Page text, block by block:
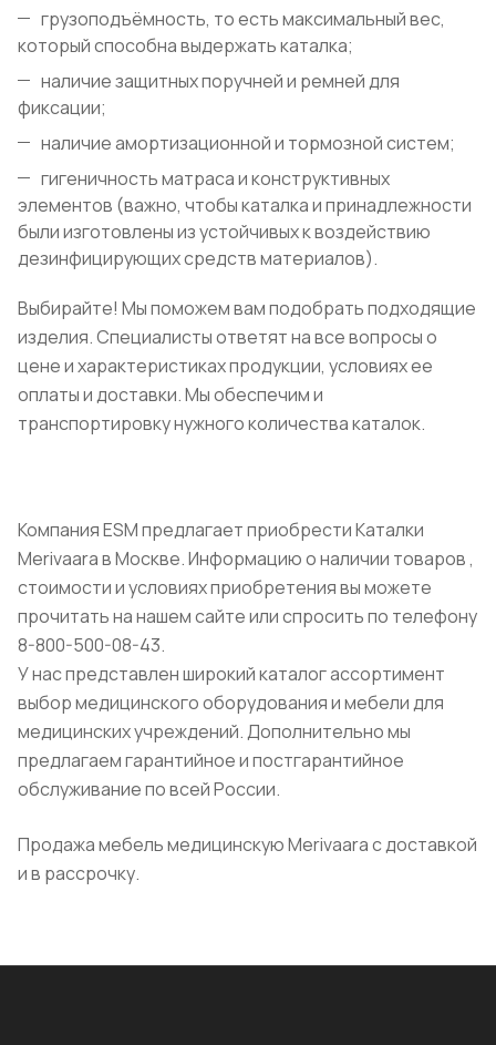
грузоподъёмность, то есть максимальный вес,
который способна выдержать каталка;
наличие защитных поручней и ремней для
фиксации;
наличие амортизационной и тормозной систем;
гигеничность матраса и конструктивных
элементов (важно, чтобы каталка и принадлежности
были изготовлены из устойчивых к воздействию
дезинфицирующих средств материалов).
Выбирайте! Мы поможем вам подобрать подходящие
изделия. Специалисты ответят на все вопросы о
цене и характеристиках продукции, условиях ее
оплаты и доставки. Мы обеспечим и
транспортировку нужного количества каталок.
Компания ESM предлагает приобрести Каталки
Merivaara в Москве. Информацию о наличии товаров ,
стоимости и условиях приобретения вы можете
прочитать на нашем сайте или спросить по телефону
8-800-500-08-43.
У нас представлен широкий каталог ассортимент
выбор медицинского оборудования и мебели для
медицинских учреждений. Дополнительно мы
предлагаем гарантийное и постгарантийное
обслуживание по всей России.
Продажа мебель медицинскую Merivaara с доставкой
и в рассрочку.